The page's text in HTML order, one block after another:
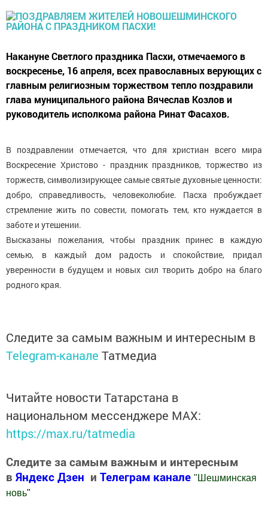
Накануне Светлого праздника Пасхи, отмечаемого в
воскресенье, 16 апреля, всех православных верующих с
главным религиозным торжеством тепло поздравили
глава муниципального района Вячеслав Козлов и
руководитель исполкома района Ринат Фасахов.
В поздравлении отмечается, что для христиан всего мира
Воскресение Христово - праздник праздников, торжество из
торжеств, символизирующее самые святые духовные ценности:
добро, справедливость, человеколюбие. Пасха пробуждает
стремление жить по совести, помогать тем, кто нуждается в
заботе и утешении.
Высказаны пожелания, чтобы праздник принес в каждую
семью, в каждый дом радость и спокойствие, придал
уверенности в будущем и новых сил творить добро на благо
родного края.
Следите за самым важным и интересным в
Telegram-канале Татмедиа
Читайте новости Татарстана в
национальном мессенджере MАХ:
https://max.ru/tatmedia
Следите за самым важным и интересным
в Яндекс Дзен и Телеграм канале " Шешминская
новь"